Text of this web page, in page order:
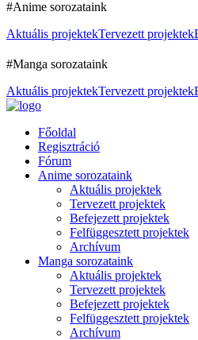
#Anime sorozataink
Aktuális projektekTervezett projektek
#Manga sorozataink
Aktuális projektekTervezett projektek
Főoldal
Regisztráció
Fórum
Anime sorozataink
Aktuális projektek
Tervezett projektek
Befejezett projektek
Felfüggesztett projektek
Archívum
Manga sorozataink
Aktuális projektek
Tervezett projektek
Befejezett projektek
Felfüggesztett projektek
Archívum